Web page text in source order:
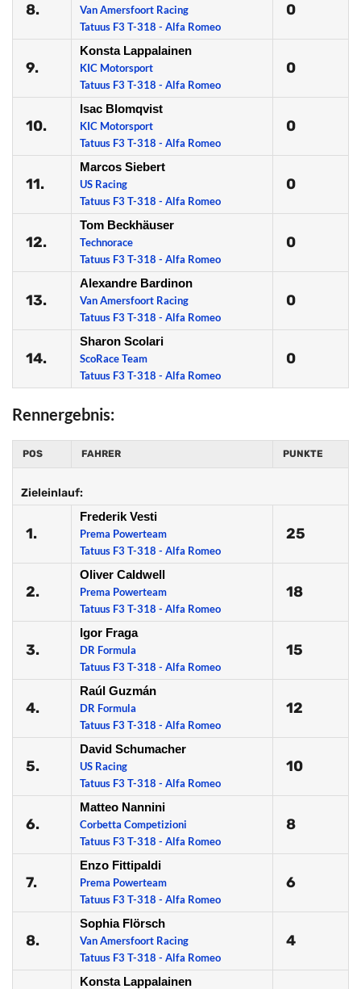
8.
Van Amersfoort Racing
Tatuus F3 T-318 - Alfa Romeo
0
9.
Konsta Lappalainen
KIC Motorsport
Tatuus F3 T-318 - Alfa Romeo
0
10.
Isac Blomqvist
KIC Motorsport
Tatuus F3 T-318 - Alfa Romeo
0
11.
Marcos Siebert
US Racing
Tatuus F3 T-318 - Alfa Romeo
0
12.
Tom Beckhäuser
Technorace
Tatuus F3 T-318 - Alfa Romeo
0
13.
Alexandre Bardinon
Van Amersfoort Racing
Tatuus F3 T-318 - Alfa Romeo
0
14.
Sharon Scolari
ScoRace Team
Tatuus F3 T-318 - Alfa Romeo
0
Rennergebnis:
POS FAHRER PUNKTE
Zieleinlauf:
1.
Frederik Vesti
Prema Powerteam
Tatuus F3 T-318 - Alfa Romeo
25
2.
Oliver Caldwell
Prema Powerteam
Tatuus F3 T-318 - Alfa Romeo
18
3.
Igor Fraga
DR Formula
Tatuus F3 T-318 - Alfa Romeo
15
4.
Raúl Guzmán
DR Formula
Tatuus F3 T-318 - Alfa Romeo
12
5.
David Schumacher
US Racing
Tatuus F3 T-318 - Alfa Romeo
10
6.
Matteo Nannini
Corbetta Competizioni
Tatuus F3 T-318 - Alfa Romeo
8
7.
Enzo Fittipaldi
Prema Powerteam
Tatuus F3 T-318 - Alfa Romeo
6
8.
Sophia Flörsch
Van Amersfoort Racing
Tatuus F3 T-318 - Alfa Romeo
4
Konsta Lappalainen